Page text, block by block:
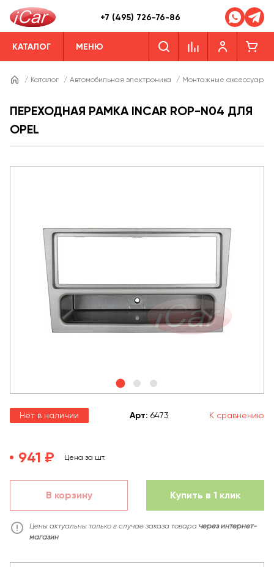
+7 (495) 726-76-86
КАТАЛОГ МЕНЮ
/ Каталог / Автомобильная электроника / Монтажные аксессуары
ПЕРЕХОДНАЯ РАМКА INCAR ROP-N04 ДЛЯ
OPEL
Нет в наличии Арт: 6473 К сравнению
941 ₽ Цена за шт.
В корзину Купить в 1 клик
Цены актуальны только в случае заказа товара через интернет-
магазин